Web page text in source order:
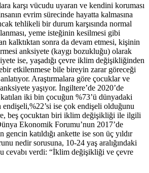
karşı vücudu uyaran ve kendini koruması
evrim sürecinde hayatta kalmasına
tehlikeli bir durum karşısında normal
yeme isteğinin kesilmesi gibi
kalktıktan sonra da devam etmesi, kişinin
anksiyete (kaygı bozukluğu) olarak
ise, yaşadığı çevre iklim değişikliğinden
etkilenmese bile bireyin zarar göreceği
Araştırmalara göre çocuklar ve
yaşıyor. İngiltere’de 2020’de
katılan iki bin çocuğun %73’ü dünyadaki
ise çok endişeli olduğunu
beş çocuktan biri iklim değişikliği ile ilgili
Ekonomik Forumu’nun 2017’de
gencin katıldığı ankette ise son üç yıldır
nedir sorusuna, 10-24 yaş aralığındaki
cevabı verdi: “İklim değişikliği ve çevre